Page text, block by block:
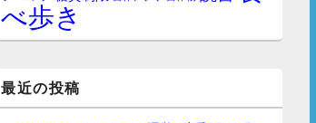
べ歩き
最近の投稿